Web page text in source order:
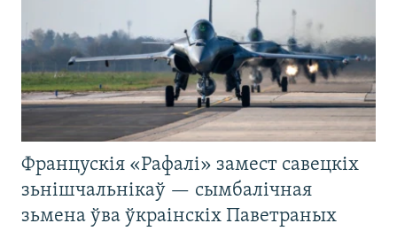
Францускія «Рафалі» замест савецкіх
зьнішчальнікаў — сымбалічная
зьмена ўва ўкраінскіх Паветраных